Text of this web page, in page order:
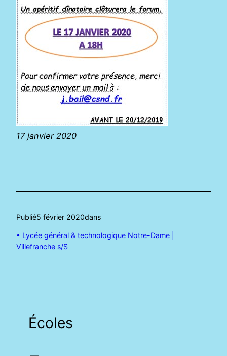
17 janvier 2020
Publié5 février 2020dans
• Lycée général & technologique Notre-Dame |
Villefranche s/S
Écoles